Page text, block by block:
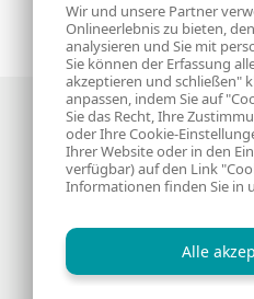
< 1 2
Neuigkeiten,
Wir und unsere Partner
Onlineerlebnis zu bieten,
analysieren und Sie mit
Sie können der Erfassung
akzeptieren und schließen"
anpassen, indem Sie auf
Sie das Recht, Ihre
oder Ihre Cookie-
Ihrer Website oder in den
verfügbar) auf den Link
Informationen finden Sie in
Alle